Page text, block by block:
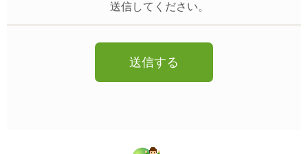
送信してください。